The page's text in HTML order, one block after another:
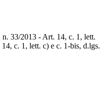
33/2013 - Art. 14, c. 1, lett.
c. 1, lett. c) e c. 1-bis, d.lgs.